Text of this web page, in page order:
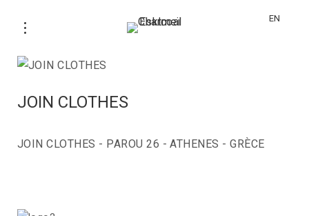
EN
JOIN CLOTHES
JOIN CLOTHES - PAROU 26 - ATHENES - GRÈCE